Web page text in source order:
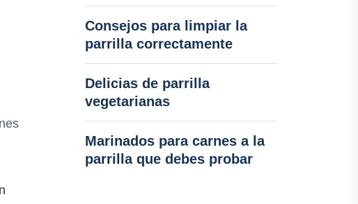
Consejos para limpiar la
parrilla correctamente
Delicias de parrilla
vegetarianas
Marinados para carnes a la
parrilla que debes probar